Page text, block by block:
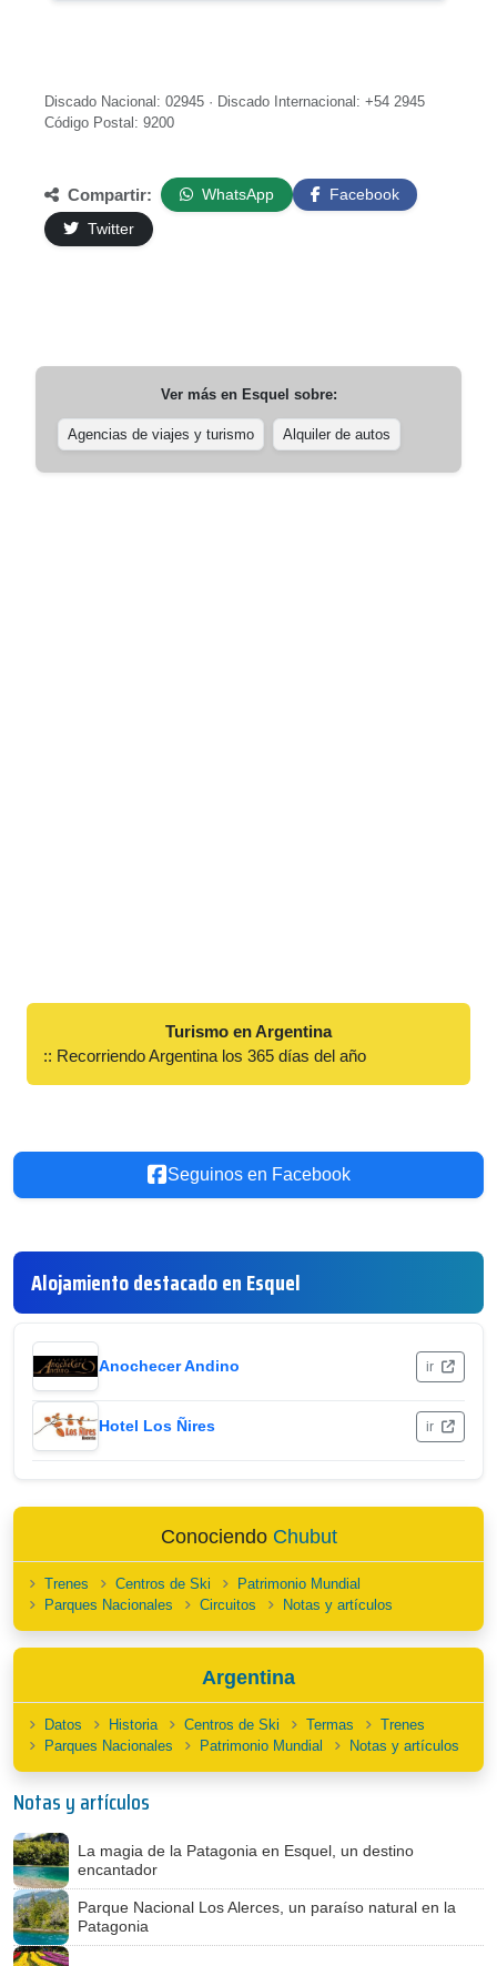
Discado Nacional: 02945 · Discado Internacional: +54 2945
Código Postal: 9200
Compartir: WhatsApp
Facebook
Twitter
Ver más en Esquel sobre:
Agencias de viajes y turismo Alquiler de autos
Turismo en Argentina
:: Recorriendo Argentina los 365 días del año
Seguinos en Facebook
Alojamiento destacado en Esquel
Anochecer Andino ir
Hotel Los Ñires ir
Conociendo Chubut
Trenes Centros de Ski
Patrimonio Mundial
Parques Nacionales
Circuitos Notas y artículos
Argentina
Datos Historia Centros de Ski Termas
Trenes
Parques Nacionales
Patrimonio Mundial Notas y artículos
Notas y artículos
La magia de la Patagonia en Esquel, un destino
encantador
Parque Nacional Los Alerces, un paraíso natural en la
Patagonia